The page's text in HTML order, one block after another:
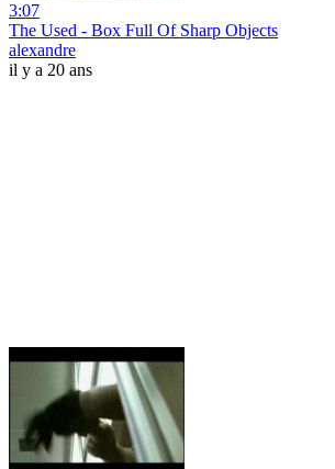
3:07
The Used - Box Full Of Sharp Objects
alexandre
il y a 20 ans